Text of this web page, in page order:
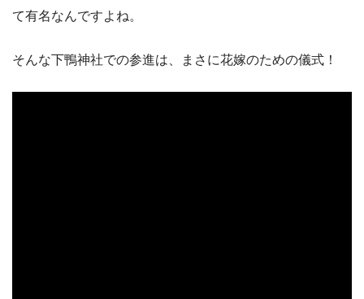
て有名なんですよね。
そんな下鴨神社での参進は、まさに花嫁のための儀式！